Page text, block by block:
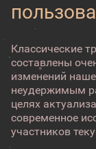
Классические
составлены
изменений
неудержимым
целях
современное
участников